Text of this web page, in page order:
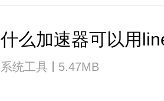
什么加速器可以用
系统工具 5.47MB